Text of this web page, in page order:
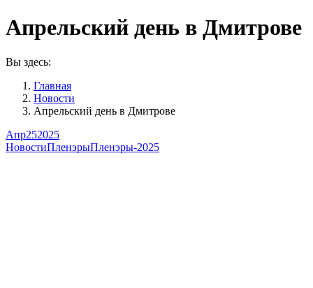
Апрельский день в Дмитрове
Вы здесь:
Главная
Новости
Апрельский день в Дмитрове
Апр252025
НовостиПленэрыПленэры-2025